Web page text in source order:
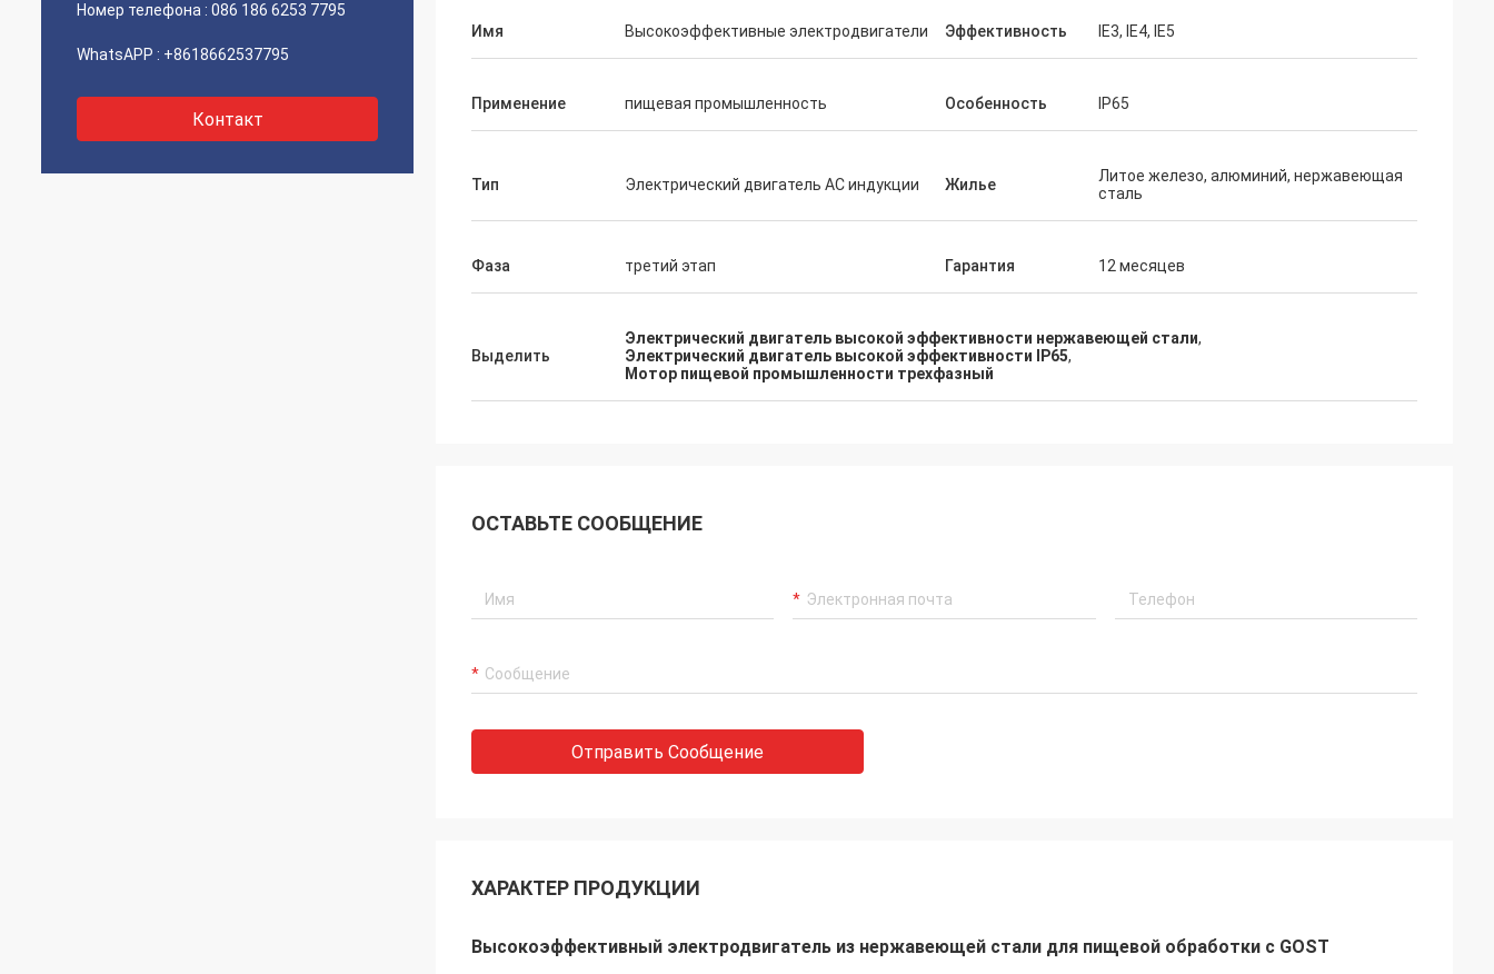
Номер телефона : 086 186 6253 7795
WhatsAPP : +8618662537795
Контакт
Имя Высокоэффективные электродвигатели Эффективность IE3, IE4, IE5
Применение пищевая промышленность Особенность IP65
Тип Электрический двигатель AC индукции Жилье
Литое железо, алюминий, нержавеющая
сталь
Фаза третий этап Гарантия 12 месяцев
Выделить
Электрический двигатель высокой эффективности нержавеющей стали,
Электрический двигатель высокой эффективности IP65,
Мотор пищевой промышленности трехфазный
ОСТАВЬТЕ СООБЩЕНИЕ
Отправить Сообщение
ХАРАКТЕР ПРОДУКЦИИ
Высокоэффективный электродвигатель из нержавеющей стали для пищевой обработки с GOST